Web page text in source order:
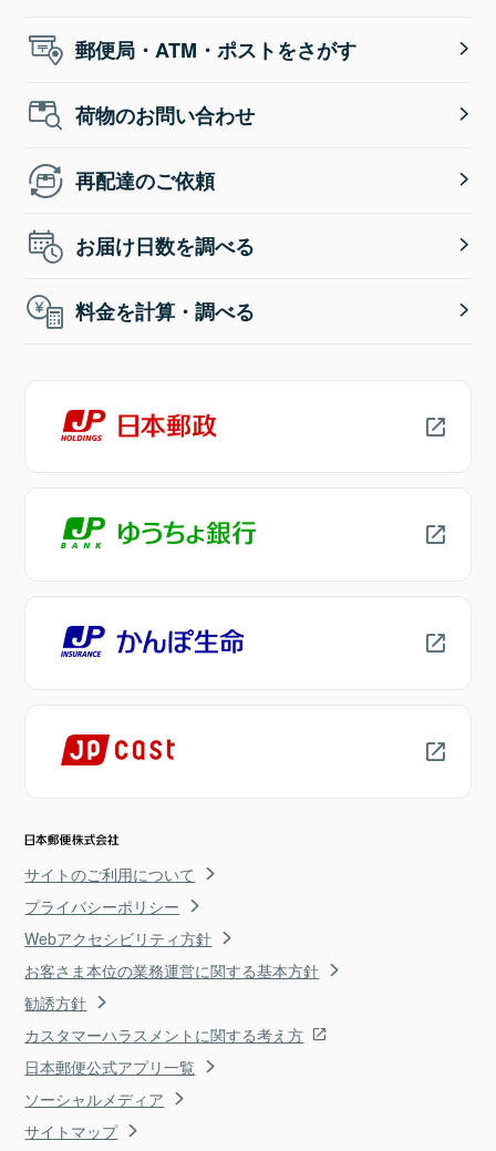
郵便局・ATM・ポストをさがす
荷物のお問い合わせ
再配達のご依頼
お届け日数を調べる
料金を計算・調べる
サイトのご利用について
プライバシーポリシー
Webアクセシビリティ方針
お客さま本位の業務運営に関する基本方針
勧誘方針
カスタマーハラスメントに関する考え方
日本郵便公式アプリ一覧
ソーシャルメディア
サイトマップ